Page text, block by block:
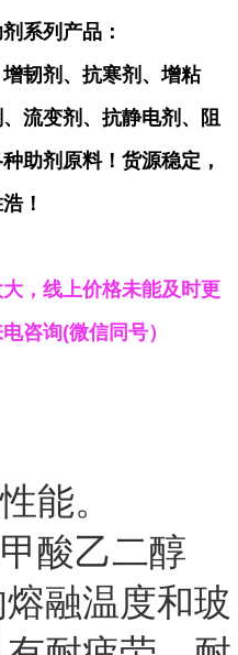
系列产品：
韧剂、抗寒剂、增粘
流变剂、抗静电剂、阻
助剂原料！货源稳定，
！
，线上价格未能及时更
咨询(微信同号）
能。
酸乙二醇
融温度和玻